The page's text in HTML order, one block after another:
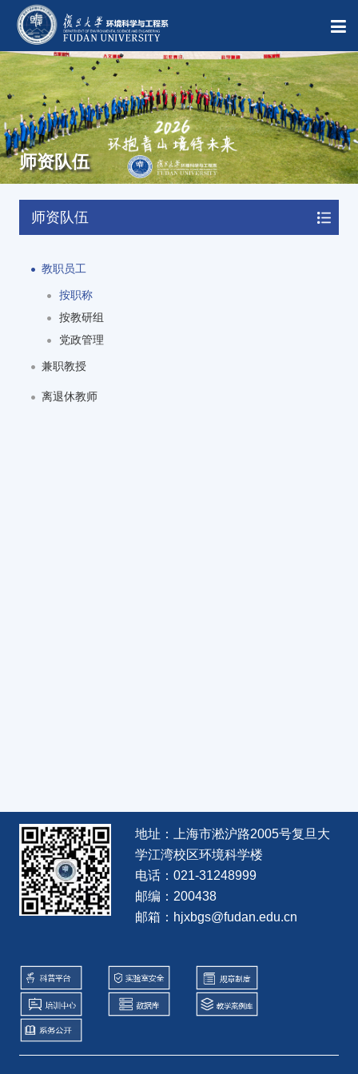
师资队伍
师资队伍
教职员工
按职称
按教研组
党政管理
兼职教授
离退休教师
地址：上海市淞沪路2005号复旦大
学江湾校区环境科学楼
电话：021-31248999
邮编：200438
邮箱：hjxbgs@fudan.edu.cn